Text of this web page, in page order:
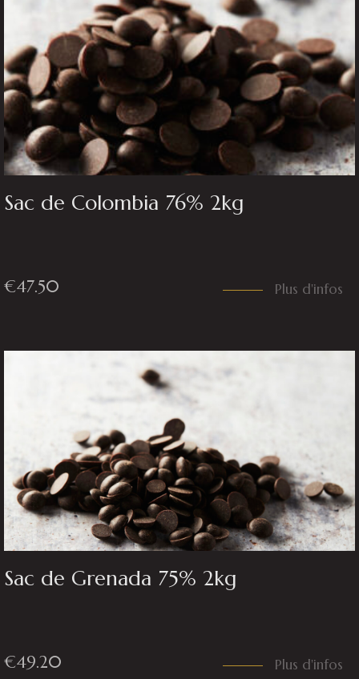
Sac de Colombia 76% 2kg
€47.50 Plus d'infos
Sac de Grenada 75% 2kg
€49.20 Plus d'infos